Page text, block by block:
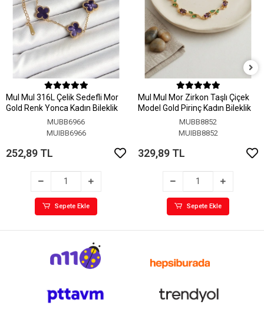
MuI MuI 316L Çelik Sedefli Mor
Gold Renk Yonca Kadın Bileklik
MUBB6966
MUIBB6966
252,89 TL
Sepete Ekle
MuI MuI Mor Zirkon Taşlı Çiçek
Model Gold Pirinç Kadın Bileklik
MUBB8852
MUIBB8852
329,89 TL
Sepete Ekle